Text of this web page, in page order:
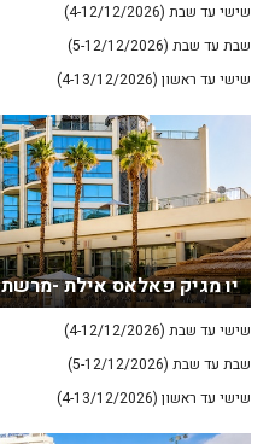
שישי עד שבת (4-12/12/2026)
שבת עד שבת (5-12/12/2026)
שישי עד ראשון (4-13/12/2026)
יו מגיק פאלאס אילת -
שישי עד שבת (4-12/12/2026)
שבת עד שבת (5-12/12/2026)
שישי עד ראשון (4-13/12/2026)